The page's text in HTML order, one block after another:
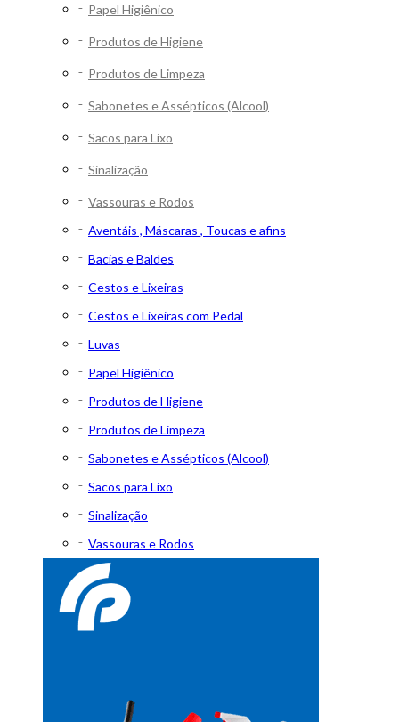
Papel Higiênico
Produtos de Higiene
Produtos de Limpeza
Sabonetes e Assépticos (Alcool)
Sacos para Lixo
Sinalização
Vassouras e Rodos
Aventáis , Máscaras , Toucas e afins
Bacias e Baldes
Cestos e Lixeiras
Cestos e Lixeiras com Pedal
Luvas
Papel Higiênico
Produtos de Higiene
Produtos de Limpeza
Sabonetes e Assépticos (Alcool)
Sacos para Lixo
Sinalização
Vassouras e Rodos